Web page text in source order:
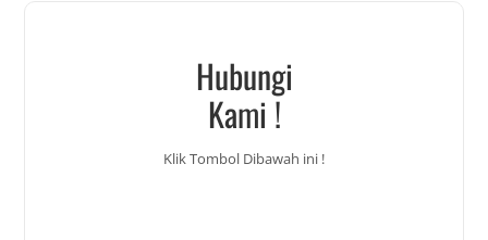
Hubungi
Kami !
Klik Tombol Dibawah ini !